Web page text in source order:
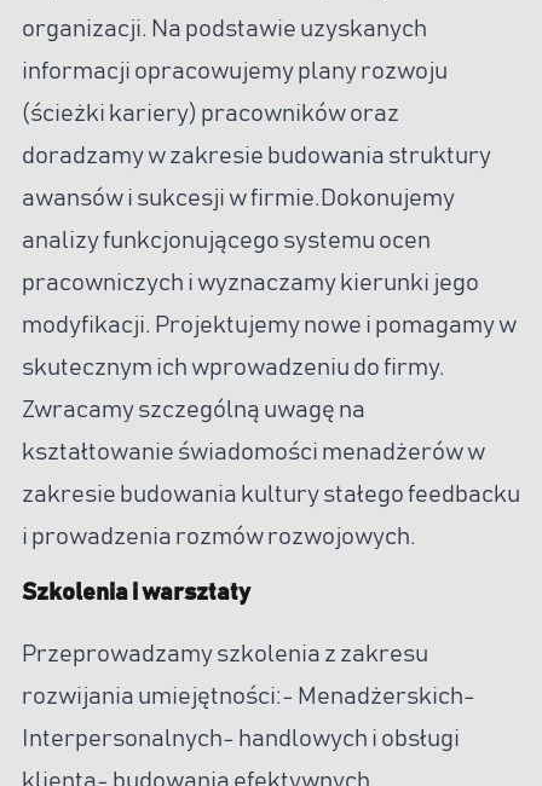
organizacji. Na podstawie uzyskanych
informacji opracowujemy plany rozwoju
(ścieżki kariery) pracowników oraz
doradzamy w zakresie budowania struktury
awansów i sukcesji w firmie.Dokonujemy
analizy funkcjonującego systemu ocen
pracowniczych i wyznaczamy kierunki jego
modyfikacji. Projektujemy nowe i pomagamy w
skutecznym ich wprowadzeniu do firmy.
Zwracamy szczególną uwagę na
kształtowanie świadomości menadżerów w
zakresie budowania kultury stałego feedbacku
i prowadzenia rozmów rozwojowych.
Szkolenia i warsztaty
Przeprowadzamy szkolenia z zakresu
rozwijania umiejętności:- Menadżerskich-
Interpersonalnych- handlowych i obsługi
klienta- budowania efektywnych